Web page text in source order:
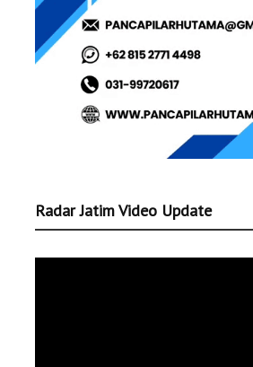
Radar Jatim Video Update